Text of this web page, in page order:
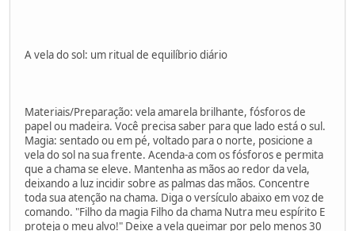
A vela do sol: um ritual de equilíbrio diário
Materiais/Preparação: vela amarela brilhante, fósforos de
papel ou madeira. Você precisa saber para que lado está o sul.
Magia: sentado ou em pé, voltado para o norte, posicione a
vela do sol na sua frente. Acenda-a com os fósforos e permita
que a chama se eleve. Mantenha as mãos ao redor da vela,
deixando a luz incidir sobre as palmas das mãos. Concentre
toda sua atenção na chama. Diga o versículo abaixo em voz de
comando. "Filho da magia Filho da chama Nutra meu espírito E
proteja o meu alvo!" Deixe a vela queimar por pelo menos 30